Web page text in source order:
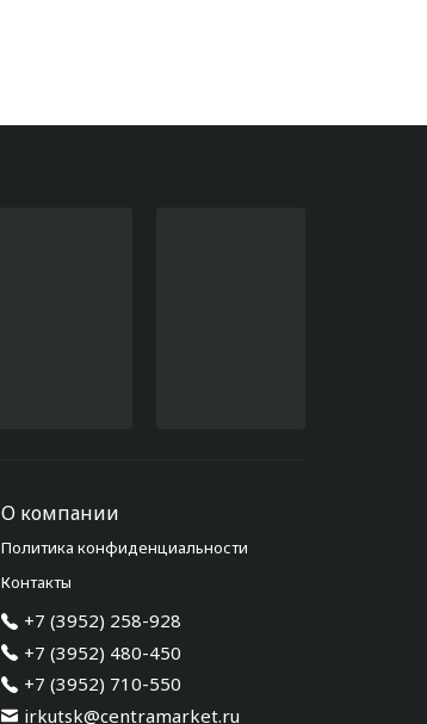
О компании
Политика конфиденциальности
Контакты
+7 (3952) 258-928
+7 (3952) 480-450
+7 (3952) 710-550
irkutsk@centramarket.ru